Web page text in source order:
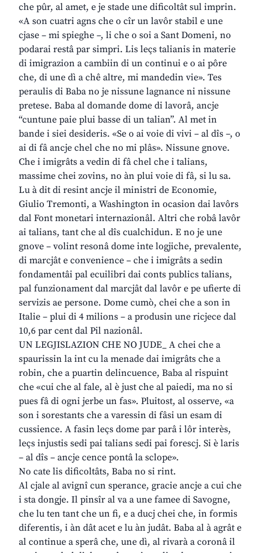
che pûr, al amet, e je stade une dificoltât sul imprin.
«A son cuatri agns che o cîr un lavôr stabil e une
cjase – mi spieghe –, li che o soi a Sant Domeni, no
podarai restâ par simpri. Lis leçs talianis in materie
di imigrazion a cambiin di un continui e o ai pôre
che, di une dì a chê altre, mi mandedin vie». Tes
peraulis di Baba no je nissune lagnance ni nissune
pretese. Baba al domande dome di lavorâ, ancje
“cuntune paie plui basse di un talian”. Al met in
bande i siei desideris. «Se o ai voie di vivi – al dîs –, o
ai di fâ ancje chel che no mi plâs». Nissune gnove.
Che i imigrâts a vedin di fâ chel che i talians,
massime chei zovins, no àn plui voie di fâ, si lu sa.
Lu à dit di resint ancje il ministri de Economie,
Giulio Tremonti, a Washington in ocasion dai lavôrs
dal Font monetari internazionâl. Altri che robâ lavôr
ai talians, tant che al dîs cualchidun. E no je une
gnove – volint resonâ dome inte logjiche, prevalente,
di marcjât e convenience – che i imigrâts a sedin
fondamentâi pal ecuilibri dai conts publics talians,
pal funzionament dal marcjât dal lavôr e pe ufierte di
servizis ae persone. Dome cumò, chei che a son in
Italie – plui di 4 milions – a produsin une ricjece dal
10,6 par cent dal Pil nazionâl.
UN LEGJISLAZION CHE NO JUDE_ A chei che a
spaurissin la int cu la menade dai imigrâts che a
robin, che a puartin delincuence, Baba al rispuint
che «cui che al fale, al è just che al paiedi, ma no si
pues fâ di ogni jerbe un fas». Pluitost, al osserve, «a
son i sorestants che a varessin di fâsi un esam di
cussience. A fasin leçs dome par parâ i lôr interès,
leçs injustis sedi pai talians sedi pai forescj. Si è laris
– al dîs – ancje cence pontâ la sclope».
No cate lis dificoltâts, Baba no si rint.
Al cjale al avignî cun sperance, gracie ancje a cui che
i sta dongje. Il pinsîr al va a une famee di Savogne,
che lu ten tant che un fi, e a ducj chei che, in formis
diferentis, i àn dât acet e lu àn judât. Baba al à agrât e
al continue a sperâ che, une dì, al rivarà a coronâ il